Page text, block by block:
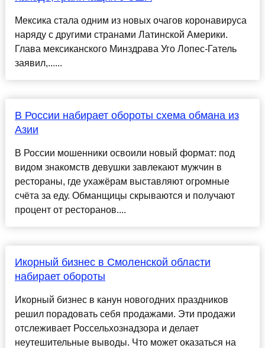
Мексика стала одним из новых очагов коронавируса
наряду с другими странами Латинской Америки.
Глава мексиканского Минздрава Уго Лопес-Гатель
заявил,......
В России набирает обороты схема обмана из
Азии
В России мошенники освоили новый формат: под
видом знакомств девушки завлекают мужчин в
рестораны, где ухажёрам выставляют огромные
счёта за еду. Обманщицы скрываются и получают
процент от ресторанов....
Икорный бизнес в Смоленской области
набирает обороты
Икорный бизнес в канун новогодних праздников
решил порадовать себя продажами. Эти продажи
отслеживает Россельхознадзора и делает
неутешительные выводы. Что может оказаться на